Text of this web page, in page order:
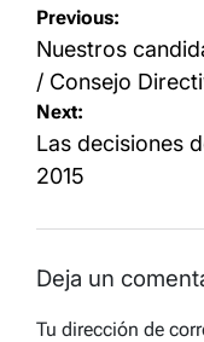
Navegación
de
entradas
Previous:
Nuestros
/ Consejo
Next:
Las decisiones
2015
Deja un
Tu dirección de